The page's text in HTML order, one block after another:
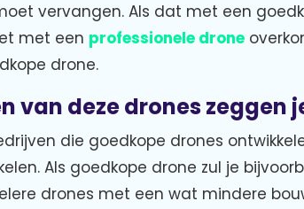
vervangen. Als dat met een
met een professionele drone
drone.
van deze drones zeggen
die goedkope drones
Als goedkope drone zul je
drones met een wat mindere